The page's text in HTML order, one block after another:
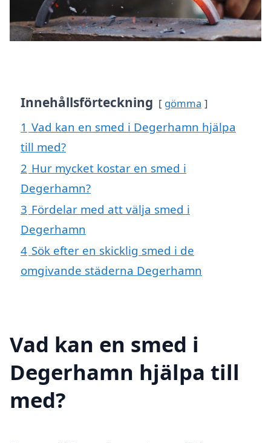
Innehållsförteckning gömma
1 Vad kan en smed i Degerhamn hjälpa
till med?
2 Hur mycket kostar en smed i
Degerhamn?
3 Fördelar med att välja smed i
Degerhamn
4 Sök efter en skicklig smed i de
omgivande städerna Degerhamn
Vad kan en smed i
Degerhamn hjälpa till
med?